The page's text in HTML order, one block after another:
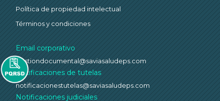
Política de propiedad intelectual
Términos y condiciones
Email corporativo
gestiondocumental@saviasaludeps.com
Notificaciones de tutelas
notificacionestutelas@saviasaludeps.com
Notificaciones judiciales